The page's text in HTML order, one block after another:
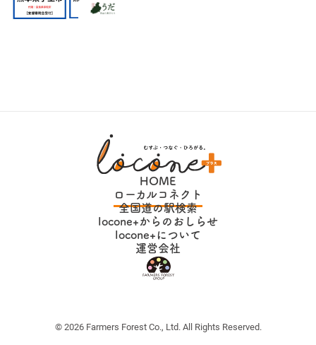
HOME
ローカルコネクト
全国道の駅検索
locone+からのおしらせ
locone+について
運営会社
© 2026 Farmers Forest Co., Ltd. All Rights Reserved.